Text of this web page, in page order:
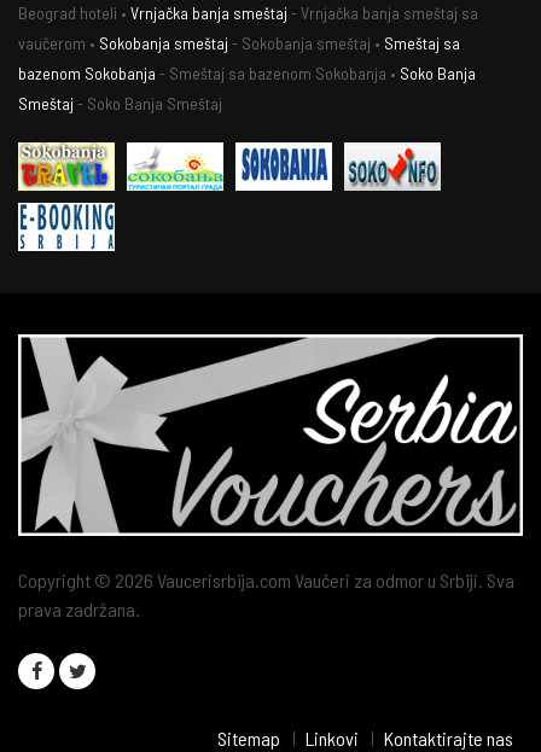
Beograd hoteli • Vrnjačka banja smeštaj - Vrnjačka banja smeštaj sa
vaučerom • Sokobanja smeštaj - Sokobanja smeštaj • Smeštaj sa
bazenom Sokobanja - Smeštaj sa bazenom Sokobanja • Soko Banja
Smeštaj - Soko Banja Smeštaj
Copyright © 2026 Vaucerisrbija.com Vaučeri za odmor u Srbiji. Sva
prava zadržana.
Sitemap Linkovi Kontaktirajte nas